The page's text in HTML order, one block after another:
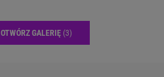
OTWÓRZ GALERIĘ (3)